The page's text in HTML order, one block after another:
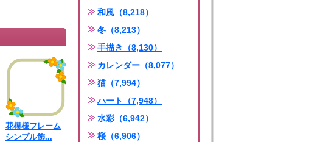
花模様フレーム
シンプル飾...
和風（8,218）
冬（8,213）
手描き（8,130）
カレンダー（8,077）
猫（7,994）
ハート（7,948）
水彩（6,942）
桜（6,906）